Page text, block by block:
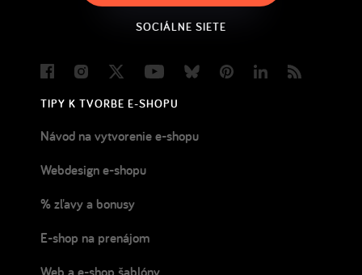
SOCIÁLNE SIETE
FacebookInstagram
Twitter YoutubeBlueskyPinterestLinkedIn
TIPY K TVORBE E-SHOPU
Návod na vytvorenie e-shopu
Webdesign e-shopu
% zľavy a bonusy
E-shop na prenájom